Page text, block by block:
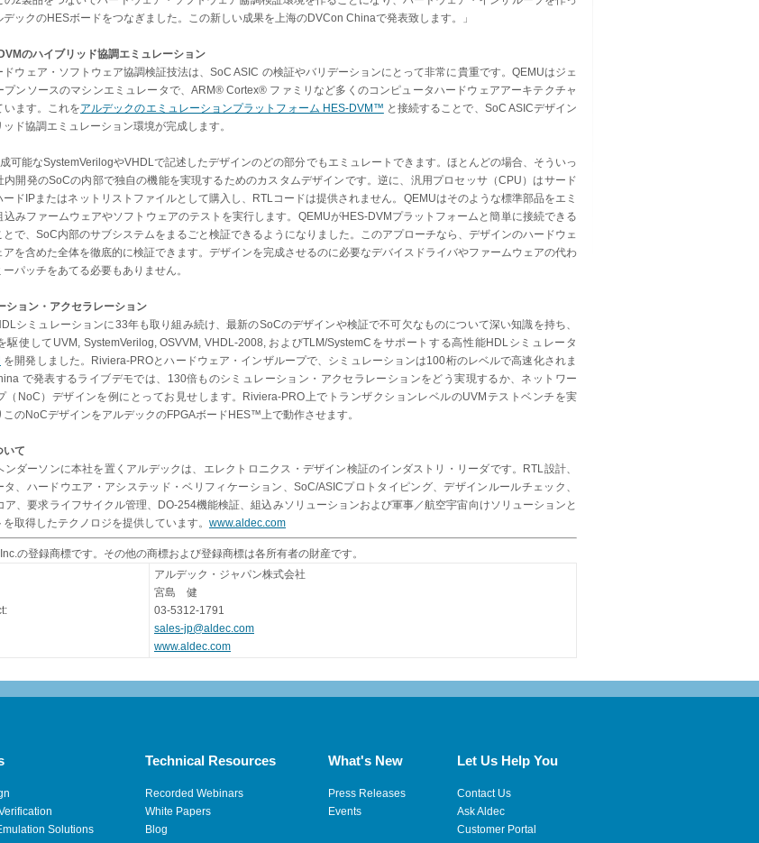
ックのHESボードをつなぎました。この新しい成果を上海のDVCon Chinaで発表致します。」
のハイブリッド協調エミュレーション
ドウェア・ソフトウェア協調検証技法は、SoC ASIC の検証やバリデーションにとって非常に貴重です。QEMUはジェ
プンソースのマシンエミュレータで、ARM® Cortex® ファミリなど多くのコンピュータハードウェアアーキテクチャ
います。これをアルデックのエミュレーションプラットフォーム HES-DVM™ と接続することで、SoC ASICデザイン
ド協調エミュレーション環境が完成します。
可能なSystemVerilogやVHDLで記述したデザインのどの部分でもエミュレートできます。ほとんどの場合、そういっ
内開発のSoCの内部で独自の機能を実現するためのカスタムデザインです。逆に、汎用プロセッサ（CPU）はサード
ドIPまたはネットリストファイルとして購入し、RTLコードは提供されません。QEMUはそのような標準部品をエミ
込みファームウェアやソフトウェアのテストを実行します。QEMUがHES-DVMプラットフォームと簡単に接続できる
とで、SoC内部のサブシステムをまるごと検証できるようになりました。このアプローチなら、デザインのハードウェ
アを含めた全体を徹底的に検証できます。デザインを完成させるのに必要なデバイスドライバやファームウェアの代わ
パッチをあてる必要もありません。
ション・アクセラレーション
シミュレーションに33年も取り組み続け、最新のSoCのデザインや検証で不可欠なものについて深い知識を持ち、
駆使してUVM, SystemVerilog, OSVVM, VHDL-2008, およびTLM/SystemCをサポートする高性能HDLシミュレータ
を開発しました。Riviera-PROとハードウェア・インザループで、シミュレーションは100桁のレベルで高速化されま
で発表するライブデモでは、130倍ものシミュレーション・アクセラレーションをどう実現するか、ネットワー
（NoC）デザインを例にとってお見せします。Riviera-PRO上でトランザクションレベルのUVMテストベンチを実
のNoCデザインをアルデックのFPGAボードHES™上で動作させます。
いて
ンダーソンに本社を置くアルデックは、エレクトロニクス・デザイン検証のインダストリ・リーダです。RTL設計、
タ、ハードウエア・アシステッド・ベリフィケーション、SoC/ASICプロトタイピング、デザインルールチェック、
ア、要求ライフサイクル管理、DO-254機能検証、組込みソリューションおよび軍事／航空宇宙向けソリューションと
取得したテクノロジを提供しています。 www.aldec.com
の登録商標です。その他の商標および登録商標は各所有者の財産です。
アルデック・ジャパン株式会社
宮島 健
03-5312-1791
sales-jp@aldec.com
www.aldec.com
Solutions
Technical Resources
Recorded Webinars
White Papers
Blog
What's New
Press Releases
Events
Let Us Help You
Contact Us
Ask Aldec
Customer Portal